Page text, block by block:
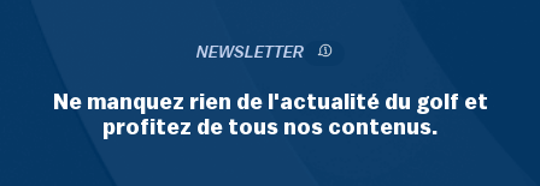
NEWSLETTER
Ne manquez rien de l'actualité du golf et
profitez de tous nos contenus.